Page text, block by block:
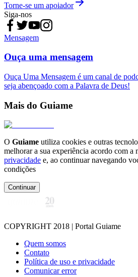
Torne-se um apoiador
Siga-nos
Mensagem
Ouça uma mensagem
Ouça Uma Mensagem é um canal de
seja abençoado com a Palavra de Deus!
Mais do Guiame
O Guiame utiliza cookies e outras
melhorar a sua experiência acordo com a
privacidade e, ao continuar navegando
condições
Continuar
COPYRIGHT 2018 | Portal Guiame
Quem somos
Contato
Política de uso e privacidade
Comunicar error